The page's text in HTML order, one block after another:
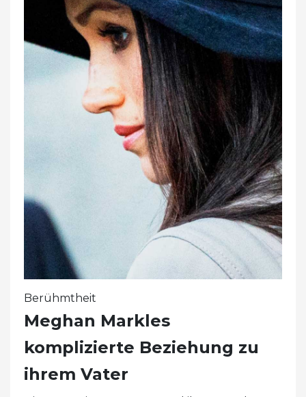
Berühmtheit
Meghan Markles
komplizierte Beziehung zu
ihrem Vater